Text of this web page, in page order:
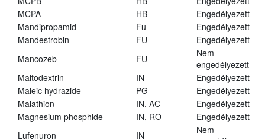
MCPA
HB
Engedélyezett
Mandipropamid
Fu
Engedélyezett
Mandestrobin
FU
Engedélyezett
Mancozeb
FU
Nem
engedélyezett
Maltodextrin
IN
Engedélyezett
Maleic hydrazide
PG
Engedélyezett
Malathion
IN, AC
Engedélyezett
Magnesium phosphide
IN, RO
Engedélyezett
Lufenuron
IN
Nem